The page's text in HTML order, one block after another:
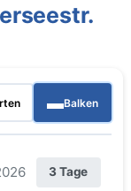
▬Balken
3 Tage